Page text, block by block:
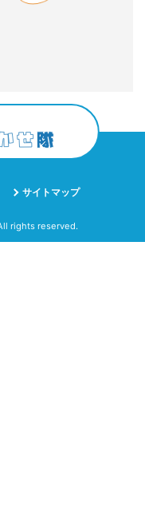
サイトマップ
rights reserved.